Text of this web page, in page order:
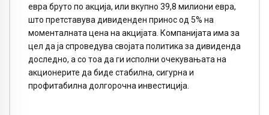
евра бруто по акција, или вкупно 39,8 милиони евра,
што претставува дивиденден принос од 5% на
моменталната цена на акцијата. Компанијата има за
цел да ја спроведува својата политика за дивиденда
доследно, а со тоа да ги исполни очекувањата на
акционерите да биде стабилна, сигурна и
профитабилна долгорочна инвестиција.